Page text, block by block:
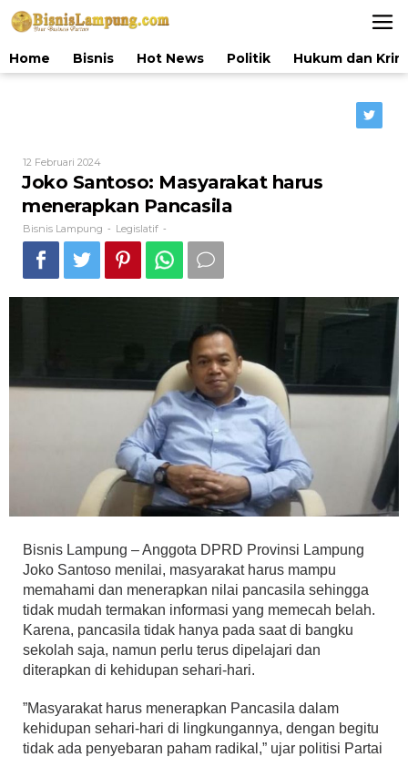
Lewati
ke
Home
Bisnis Hot News Politik Hukum dan
12 Februari 2024Oleh
Bisnis
Lampung
Joko Santoso: Masyarakat harus
menerapkan Pancasila
Bisnis Lampung - Legislatif -
Bisnis Lampung – Anggota DPRD Provinsi Lampung
Joko Santoso menilai, masyarakat harus mampu
memahami dan menerapkan nilai pancasila sehingga
tidak mudah termakan informasi yang memecah belah.
Karena, pancasila tidak hanya pada saat di bangku
sekolah saja, namun perlu terus dipelajari dan
diterapkan di kehidupan sehari-hari.
”Masyarakat harus menerapkan Pancasila dalam
kehidupan sehari-hari di lingkungannya, dengan begitu
tidak ada penyebaran paham radikal,” ujar politisi Partai